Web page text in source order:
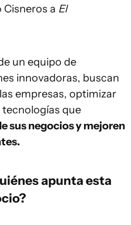
Cisneros a El
un equipo de
innovadoras, buscan
empresas, optimizar
tecnologías que
sus negocios y mejoren
apunta esta